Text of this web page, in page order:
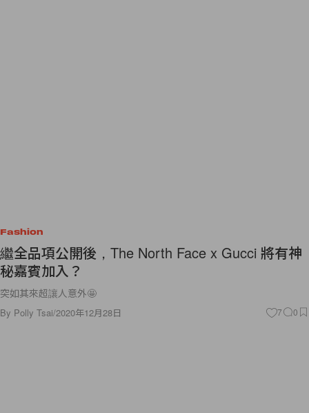
Fashion
繼全品項公開後，The North Face x Gucci 將有神
秘嘉賓加入？
突如其來超讓人意外🤩
By Polly Tsai/2020年12月28日 7 0